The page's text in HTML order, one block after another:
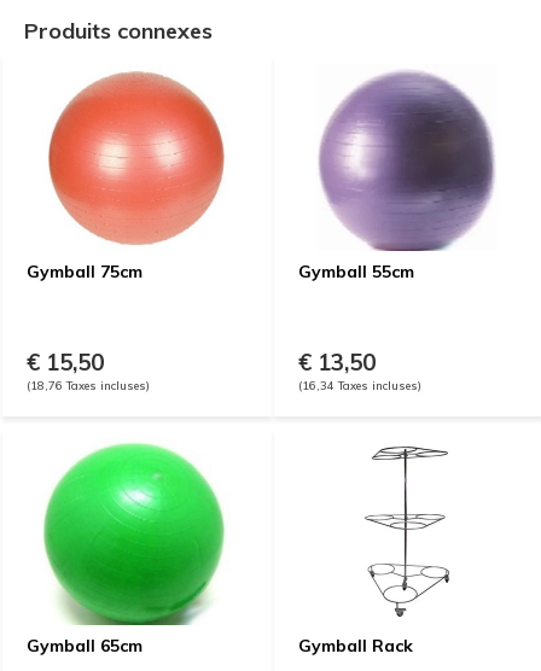
Produits connexes
Gymball 75cm
€ 15,50
(18,76 Taxes incluses)
Gymball 55cm
€ 13,50
(16,34 Taxes incluses)
Gymball 65cm Gymball Rack